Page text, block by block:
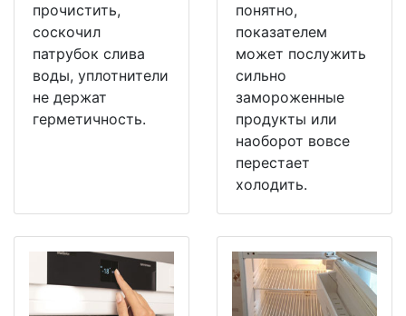
прочистить,
соскочил
патрубок слива
воды, уплотнители
не держат
герметичность.
понятно,
показателем
может послужить
сильно
замороженные
продукты или
наоборот вовсе
перестает
холодить.